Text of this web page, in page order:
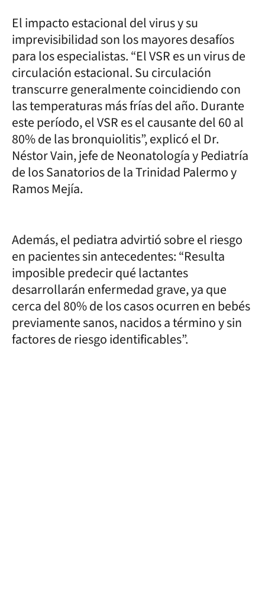
El impacto estacional del virus y su
imprevisibilidad son los mayores desafíos
para los especialistas. “El VSR es un virus de
circulación estacional. Su circulación
transcurre generalmente coincidiendo con
las temperaturas más frías del año. Durante
este período, el VSR es el causante del 60 al
80% de las bronquiolitis”, explicó el Dr.
Néstor Vain, jefe de Neonatología y Pediatría
de los Sanatorios de la Trinidad Palermo y
Ramos Mejía.
Además, el pediatra advirtió sobre el riesgo
en pacientes sin antecedentes: “Resulta
imposible predecir qué lactantes
desarrollarán enfermedad grave, ya que
cerca del 80% de los casos ocurren en bebés
previamente sanos, nacidos a término y sin
factores de riesgo identificables”.